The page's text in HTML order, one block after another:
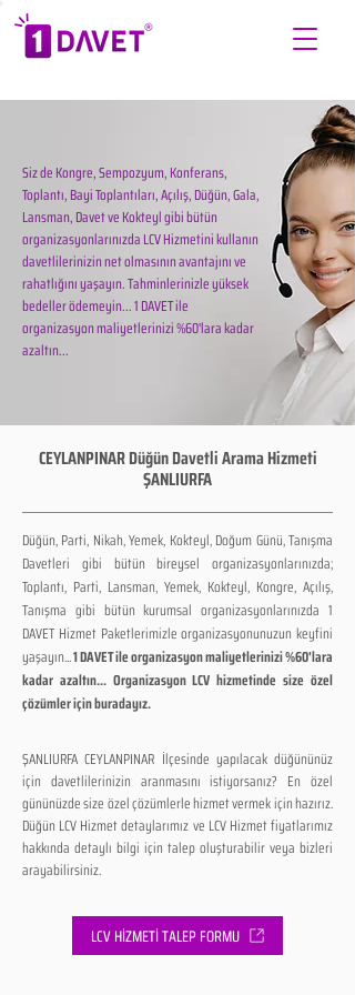
Siz de Kongre, Sempozyum, Konferans,
Toplantı, Bayi Toplantıları, Açılış, Düğün, Gala,
Lansman, Davet ve Kokteyl gibi bütün
organizasyonlarınızda LCV Hizmetini kullanın
davetlilerinizin net olmasının avantajını ve
rahatlığını yaşayın. Tahminlerinizle yüksek
bedeller ödemeyin... 1 DAVET ile
organizasyon maliyetlerinizi %60'lara kadar
azaltın...
CEYLANPINAR Düğün Davetli Arama Hizmeti
ŞANLIURFA
Düğün, Parti, Nikah, Yemek, Kokteyl, Doğum Günü, Tanışma
Davetleri gibi bütün bireysel organizasyonlarınızda;
Toplantı, Parti, Lansman, Yemek, Kokteyl, Kongre, Açılış,
Tanışma gibi bütün kurumsal organizasyonlarınızda 1
DAVET Hizmet Paketlerimizle organizasyonunuzun keyfini
yaşayın...1 DAVET ile organizasyon maliyetlerinizi %60'lara
kadar azaltın... Organizasyon LCV hizmetinde size özel
çözümler için buradayız.
ŞANLIURFA CEYLANPINAR İlçesinde yapılacak düğününüz
için davetlilerinizin aranmasını istiyorsanız? En özel
gününüzde size özel çözümlerle hizmet vermek için hazırız.
Düğün LCV Hizmet detaylarımız ve LCV Hizmet fiyatlarımız
hakkında detaylı bilgi için talep oluşturabilir veya bizleri
arayabilirsiniz.
LCV HİZMETİ TALEP FORMU